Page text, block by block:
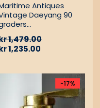
Antiques
Daeyang 90
1,479.00
1,235.00
-17%